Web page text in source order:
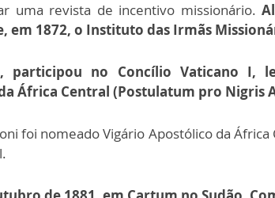
uma revista de incentivo missionário.
em 1872, o Instituto das Irmãs
participou no Concílio Vaticano I,
África Central (Postulatum pro Nigris
foi nomeado Vigário Apostólico da